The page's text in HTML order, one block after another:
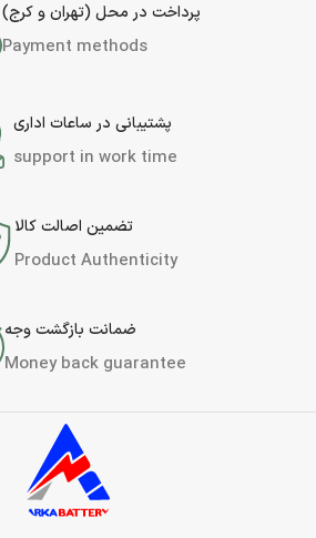
پرداخت در محل (تهران و کرج)
Payment methods
پشتیبانی در ساعات اداری
support in work time
تضمین اصالت کالا
Product Authenticity
ضمانت بازگشت وجه
Money back guarantee